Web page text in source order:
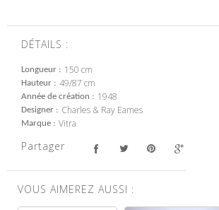
DÉTAILS :
Longueur 150 cm
Hauteur 49/87 cm
Année de création 1948
Designer Charles & Ray Eames
Marque Vitra
Partager
VOUS AIMEREZ AUSSI :